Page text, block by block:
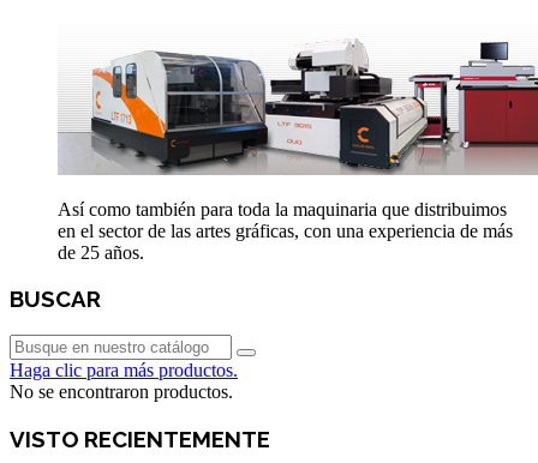
Así como también para toda la maquinaria que distribuimos
en el sector de las artes gráficas, con una experiencia de más
de 25 años.
BUSCAR
Haga clic para más productos.
No se encontraron productos.
VISTO RECIENTEMENTE